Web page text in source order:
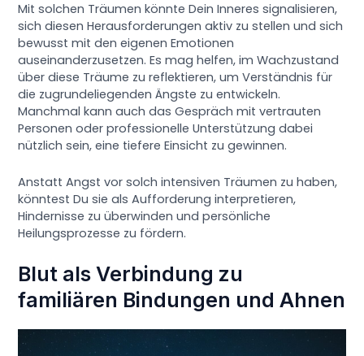
Mit solchen Träumen könnte Dein Inneres signalisieren,
sich diesen Herausforderungen aktiv zu stellen und sich
bewusst mit den eigenen Emotionen
auseinanderzusetzen. Es mag helfen, im Wachzustand
über diese Träume zu reflektieren, um Verständnis für
die zugrundeliegenden Ängste zu entwickeln.
Manchmal kann auch das Gespräch mit vertrauten
Personen oder professionelle Unterstützung dabei
nützlich sein, eine tiefere Einsicht zu gewinnen.
Anstatt Angst vor solch intensiven Träumen zu haben,
könntest Du sie als Aufforderung interpretieren,
Hindernisse zu überwinden und persönliche
Heilungsprozesse zu fördern.
Blut als Verbindung zu
familiären Bindungen und Ahnen